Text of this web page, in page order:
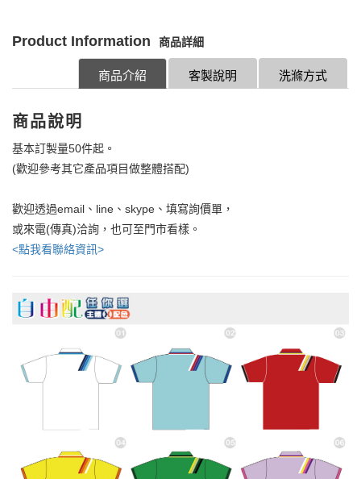
Product Information 商品詳細
洗滌方式
客製說明
商品介紹
商品說明
基本訂製量50件起。
(歡迎參考其它產品項目做整體搭配)
歡迎透過email、line、skype、填寫詢價單，
或來電(傳真)洽詢，也可至門市看樣。
<點我看聯絡資訊>